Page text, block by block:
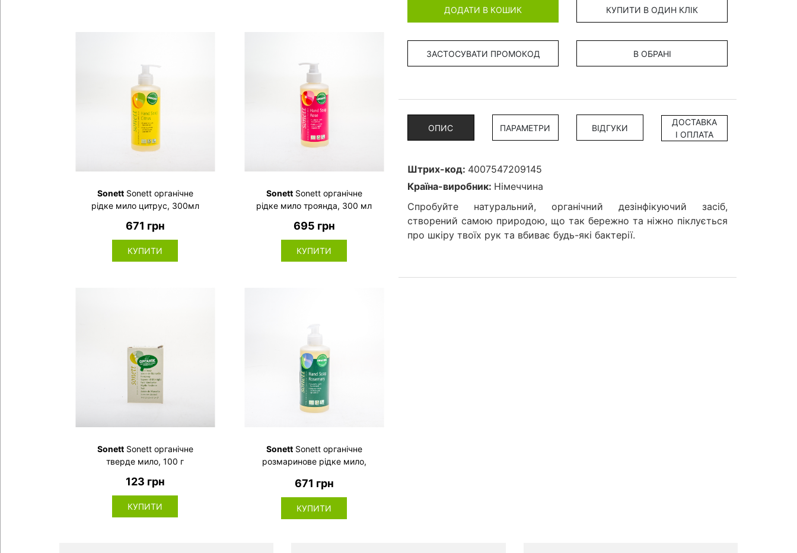
SonettSonett органічне
рідке мило цитрус, 300мл
671 грн
КУПИТИ
SonettSonett органічне
рідке мило троянда, 300 мл
695 грн
КУПИТИ
SonettSonett органічне
тверде мило, 100 г
123 грн
КУПИТИ
SonettSonett органічне
розмаринове рідке мило,
671 грн
КУПИТИ
ДОДАТИ В КОШИК КУПИТИ В ОДИН КЛІК
ЗАСТОСУВАТИ ПРОМОКОД В ОБРАНІ
ОПИС ПАРАМЕТРИ ВІДГУКИ
ДОСТАВКА
І ОПЛАТА
Штрих-код: 4007547209145
Країна-виробник: Нiмеччина
Спробуйте натуральний, органічний дезінфікуючий засіб,
створений самою природою, що так бережно та ніжно піклується
про шкіру твоїх рук та вбиває будь-які бактерії.